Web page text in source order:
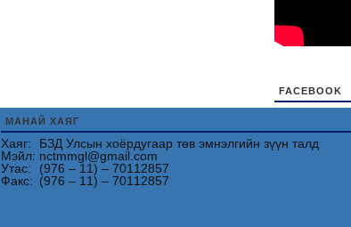
FACEBOOK
МАНАЙ ХАЯГ
Хаяг:
БЗД Улсын хоёрдугаар төв эмнэлгийн зүүн талд
Мэйл: nctmmgl@gmail.com
Утас:
(976 – 11) – 70112857
Факс: (976 – 11) – 70112857